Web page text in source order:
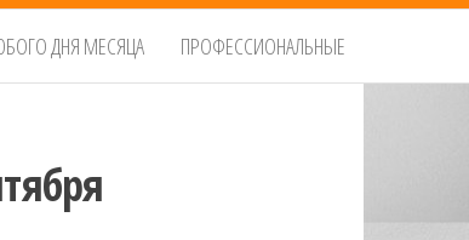
ДНЯ МЕСЯЦА ПРОФЕССИОНАЛЬНЫЕ